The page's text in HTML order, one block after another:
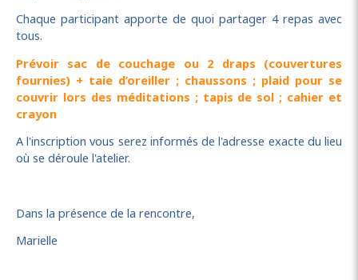
Chaque participant apporte de quoi partager 4 repas avec
tous.
Prévoir sac de couchage ou 2 draps (couvertures
fournies) + taie d’oreiller ; chaussons ; plaid pour se
couvrir lors des méditations ; tapis de sol ; cahier et
crayon
A l'inscription vous serez informés de l'adresse exacte du lieu
où se déroule l'atelier.
Dans la présence de la rencontre,
Marielle